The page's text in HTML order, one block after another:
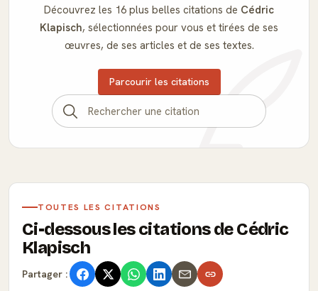
Découvrez les 16 plus belles citations de Cédric
Klapisch, sélectionnées pour vous et tirées de ses
œuvres, de ses articles et de ses textes.
Parcourir les citations
TOUTES LES CITATIONS
Ci-dessous les citations de Cédric
Klapisch
Partager :